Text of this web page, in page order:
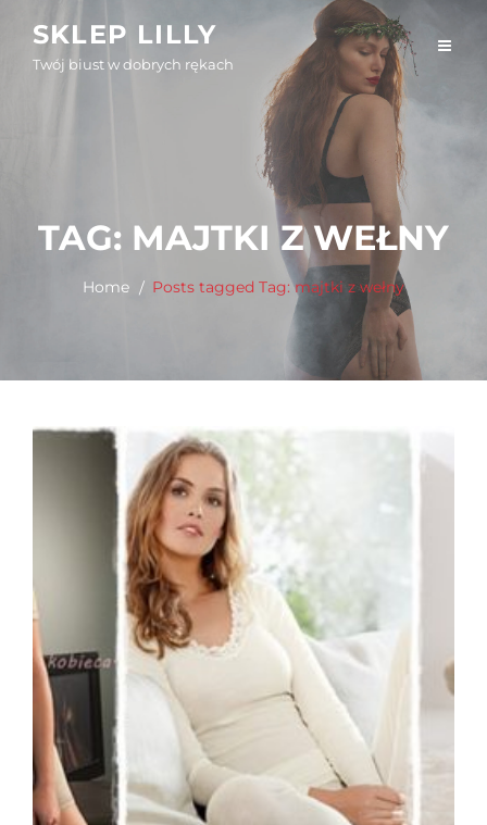
content
SKLEP LILLY
Twój biust w dobrych rękach
TAG: MAJTKI Z WEŁNY
Home Posts tagged Tag:majtki z wełny